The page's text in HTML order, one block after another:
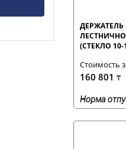
(СТЕКЛО
Стоимость
160 801 ₸
Норма